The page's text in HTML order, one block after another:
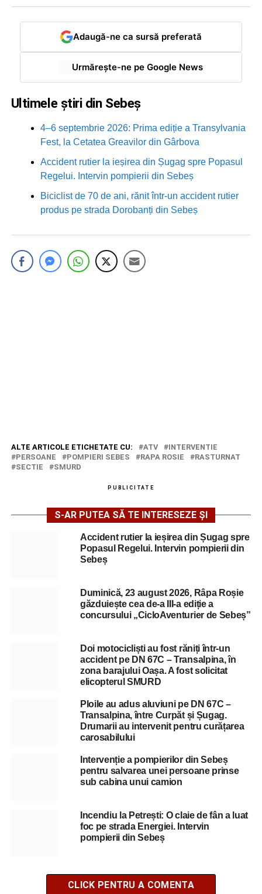
Adaugă-ne ca sursă preferată
Urmărește-ne pe Google News
Ultimele știri din Sebeș
4–6 septembrie 2026: Prima ediție a Transylvania
Fest, la Cetatea Greavilor din Gârbova
Accident rutier la ieșirea din Șugag spre Popasul
Regelui. Intervin pompierii din Sebeș
Biciclist de 70 de ani, rănit într-un accident rutier
produs pe strada Dorobanți din Sebeș
ALTE ARTICOLE ETICHETATE CU: ATV
INTERVENTIE
PERSOANE
POMPIERI SEBES RAPA ROSIE
RASTURNAT
SECTIE
SMURD
PUBLICITATE
S-AR PUTEA SĂ TE INTERESEZE ȘI
Accident rutier la ieșirea din Șugag spre
Popasul Regelui. Intervin pompierii din
Sebeș
Duminică, 23 august 2026, Râpa Roșie
găzduiește cea de-a III-a ediție a
concursului „CicloAventurier de Sebeș”
Doi motocicliști au fost răniți într-un
accident pe DN 67C – Transalpina, în
zona barajului Oașa. A fost solicitat
elicopterul SMURD
Ploile au adus aluviuni pe DN 67C –
Transalpina, între Curpăt și Șugag.
Drumarii au intervenit pentru curățarea
carosabilului
Intervenție a pompierilor din Sebeș
pentru salvarea unei persoane prinse
sub cabina unui camion
Incendiu la Petrești: O claie de fân a luat
foc pe strada Energiei. Intervin
pompierii din Sebeș
CLICK PENTRU A COMENTA